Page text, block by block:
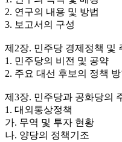
2. 연구의 내용 및 방법
3. 보고서의 구성
제2장. 민주당 경제정책 및
1. 민주당의 비전 및 공약
2. 주요 대선 후보의 정책
제3장. 민주당과 공화당의
1. 대외통상정책
가. 무역 및 투자 현황
나. 양당의 정책기조